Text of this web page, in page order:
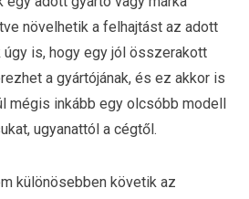
növelhetik a felhajtást az adott
úgy is, hogy egy jól összerakott
a gyártójának, és ez akkor is
mégis inkább egy olcsóbb modell
ugyanattól a cégtől.
különösebben követik az